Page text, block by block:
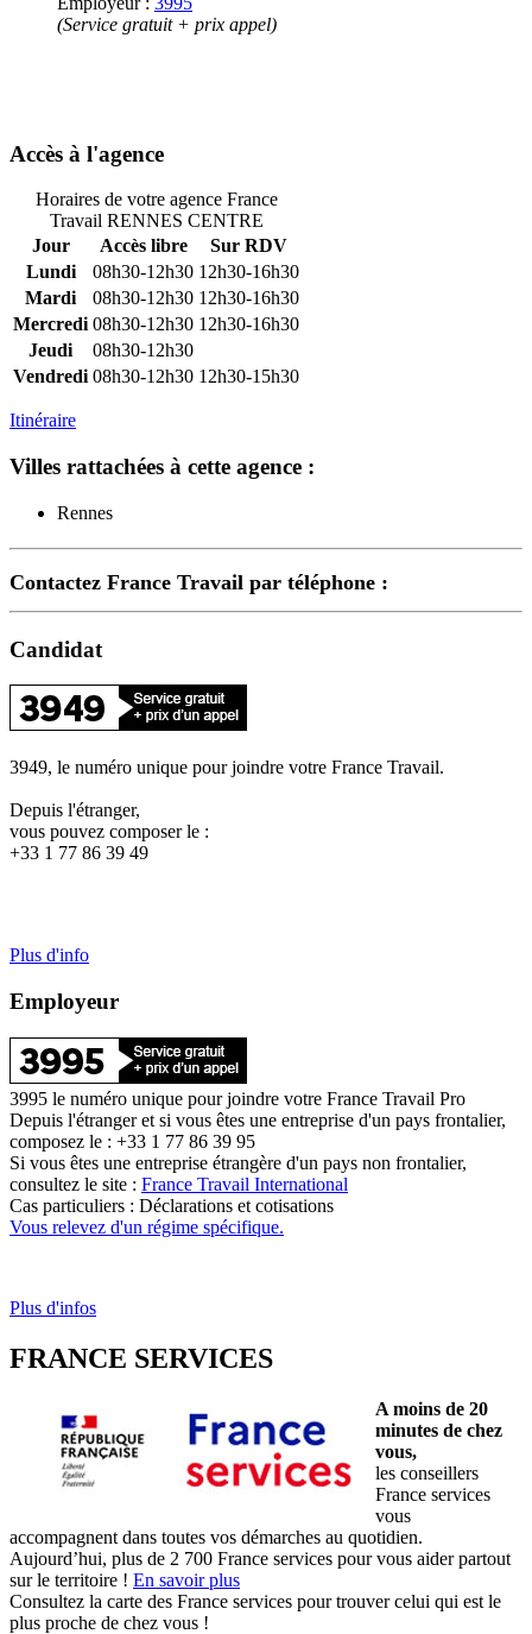
(Service gratuit + prix appel)
Accès à l'agence
Horaires de votre agence France
Travail RENNES CENTRE
Jour
Accès libre
Sur RDV
Lundi
08h30-12h30 12h30-16h30
Mardi
08h30-12h30 12h30-16h30
Mercredi 08h30-12h30 12h30-16h30
Jeudi
08h30-12h30
Vendredi 08h30-12h30 12h30-15h30
Itinéraire
Villes rattachées à cette agence :
Rennes
Contactez France Travail par téléphone :
Candidat
3949, le numéro unique pour joindre votre France Travail.
Depuis l'étranger,
vous pouvez composer le :
+33 1 77 86 39 49
Plus d'info
Employeur
3995 le numéro unique pour joindre votre France Travail Pro
Depuis l'étranger et si vous êtes une entreprise d'un pays frontalier,
composez le : +33 1 77 86 39 95
Si vous êtes une entreprise étrangère d'un pays non frontalier,
consultez le site : France Travail International
Cas particuliers : Déclarations et cotisations
Vous relevez d'un régime spécifique.
Plus d'infos
FRANCE SERVICES
A moins de 20
minutes de chez
vous,
les conseillers
France services
vous
accompagnent dans toutes vos démarches au quotidien.
Aujourd’hui, plus de 2 700 France services pour vous aider partout
sur le territoire ! En savoir plus
Consultez la carte des France services pour trouver celui qui est le
plus proche de chez vous !